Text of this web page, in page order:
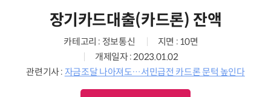
장기카드대출(카드론) 잔액
카테고리 : 정보통신
지면 : 10면
개제일자 : 2023.01.02
관련기사 : 자금조달 나아져도…서민급전 카드론 문턱 높인다